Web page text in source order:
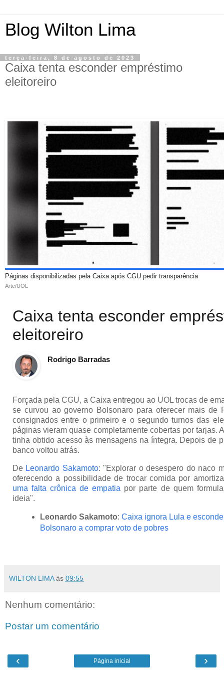
Blog Wilton Lima
terça-feira, 8 de agosto de 2023
Caixa tenta esconder empréstimo
eleitoreiro
Páginas disponibilizadas pela Caixa após CGU pedir transparência
Arte/UOL
Caixa tenta esconder
eleitoreiro
Rodrigo Barradas
Forçada pela CGU, a Caixa entregou ao UOL trocas de
se curvou ao governo Bolsonaro para oferecer mais de
consignados entre o primeiro e o segundo turnos das
páginas vieram quase completamente cobertas por tarjas.
tinha obtido acesso às mensagens na íntegra. Depois de
banco voltou atrás.
De Leonardo Sakamoto: "Explorar o desespero do naco
oferecendo a possibilidade de trocar comida por
uma falta crônica deempatia por parte de quem
ideia".
Leonardo Sakamoto: Caixa ignora Lula e
Bolsonaro a comprar voto de pobres
WILTON LIMA às 09:55
Nenhum comentário:
Postar um comentário
‹ ›
Página inicial